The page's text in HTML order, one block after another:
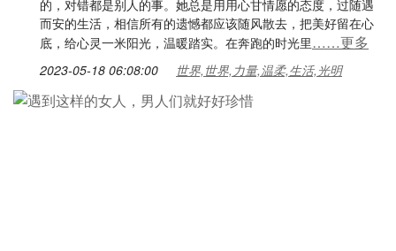
的，对错都是别人的事。她总是用用心甘情愿的态度，过随遇
而安的生活，相信所有的遗憾都应该随风散去，把美好留在心
底，给心灵一米阳光，温暖踏实。在奔跑的时光里……更多
2023-05-18 06:08:00 世界,世界,力量,温柔,生活,光明